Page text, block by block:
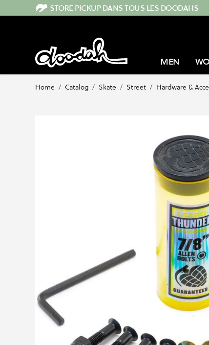
Skip to ContentSTORE PICKUP DANS TOUS LES DOODAHS
MEN
Home / Catalog / Skate / Street / Hardware &